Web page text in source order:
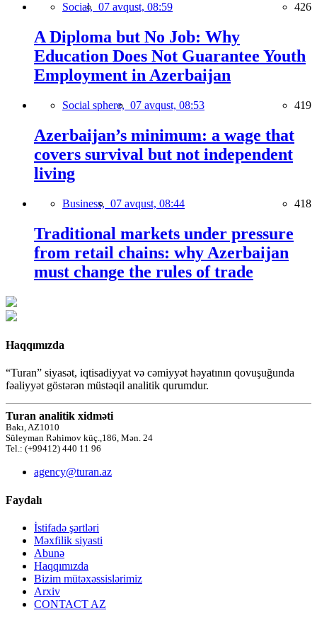
Social, 07 avqust, 08:59 426
A Diploma but No Job: Why
Education Does Not Guarantee Youth
Employment in Azerbaijan
Social sphere, 07 avqust, 08:53 419
Azerbaijan’s minimum: a wage that
covers survival but not independent
living
Business, 07 avqust, 08:44 418
Traditional markets under pressure
from retail chains: why Azerbaijan
must change the rules of trade
Haqqımızda
“Turan” siyasət, iqtisadiyyat və cəmiyyət həyatının qovuşuğunda
fəaliyyət göstərən müstəqil analitik qurumdur.
Turan analitik xidməti
Bakı, AZ1010
Süleyman Rəhimov küç.,186, Mən. 24
Tel.: (+99412) 440 11 96
agency@turan.az
Faydalı
İstifadə şərtləri
Məxfilik siyasti
Abunə
Haqqımızda
Bizim mütəxəssislərimiz
Arxiv
CONTACT AZ